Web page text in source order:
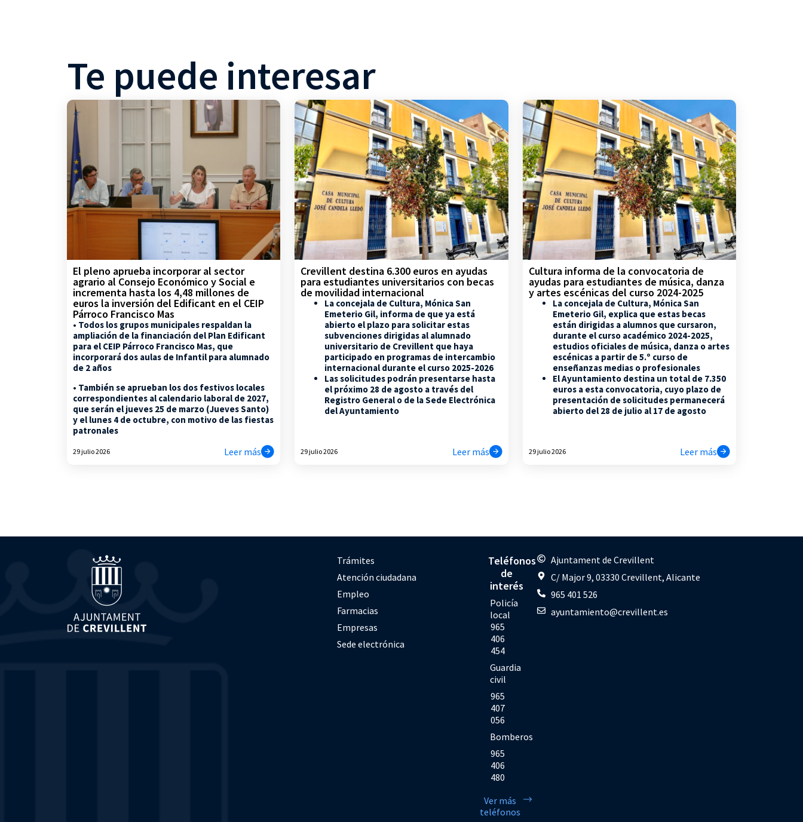
Te puede interesar
El pleno aprueba incorporar al sector
agrario al Consejo Económico y Social e
incrementa hasta los 4,48 millones de
euros la inversión del Edificant en el CEIP
Párroco Francisco Mas
• Todos los grupos municipales respaldan la
ampliación de la financiación del Plan Edificant
para el CEIP Párroco Francisco Mas, que
incorporará dos aulas de Infantil para alumnado
de 2 años
• También se aprueban los dos festivos locales
correspondientes al calendario laboral de 2027,
que serán el jueves 25 de marzo (Jueves Santo)
y el lunes 4 de octubre, con motivo de las fiestas
patronales
29 julio 2026 Leer más
Crevillent destina 6.300 euros en ayudas
para estudiantes universitarios con becas
de movilidad internacional
La concejala de Cultura, Mónica San
Emeterio Gil, informa de que ya está
abierto el plazo para solicitar estas
subvenciones dirigidas al alumnado
universitario de Crevillent que haya
participado en programas de intercambio
internacional durante el curso 2025-2026
Las solicitudes podrán presentarse hasta
el próximo 28 de agosto a través del
Registro General o de la Sede Electrónica
del Ayuntamiento
29 julio 2026 Leer más
Cultura informa de la convocatoria de
ayudas para estudiantes de música, danza
y artes escénicas del curso 2024-2025
La concejala de Cultura, Mónica San
Emeterio Gil, explica que estas becas
están dirigidas a alumnos que cursaron,
durante el curso académico 2024-2025,
estudios oficiales de música, danza o artes
escénicas a partir de 5.º curso de
enseñanzas medias o profesionales
El Ayuntamiento destina un total de 7.350
euros a esta convocatoria, cuyo plazo de
presentación de solicitudes permanecerá
abierto del 28 de julio al 17 de agosto
29 julio 2026 Leer más
Trámites
Atención ciudadana
Empleo
Farmacias
Empresas
Sede electrónica
Teléfonos
de
interés
Policía
local
965
406
454
Guardia
civil
965
407
056
Bomberos
965
406
480
Ver más
teléfonos
Ajuntament de Crevillent
C/ Major 9, 03330 Crevillent, Alicante
965 401 526
ayuntamiento@crevillent.es